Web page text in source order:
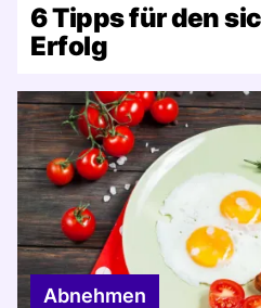
6 Tipps für den
Erfolg
Abnehmen